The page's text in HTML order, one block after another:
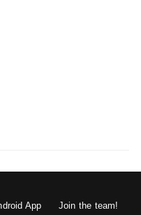
App Join the team!